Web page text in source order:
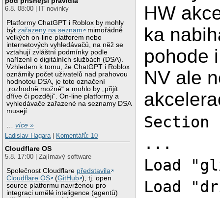
6.8. 08:00 | IT novinky
Platformy ChatGPT i Roblox by mohly
býtzařazeny na seznam
mimořádně
velkých on-line platforem nebo
internetových vyhledávačů, na něž se
vztahují zvláštní podmínky podle
nařízení o digitálních službách (DSA).
Vzhledem k tomu, že ChatGPT i Roblox
oznámily počet uživatelů nad prahovou
hodnotou DSA, je toto označení
„rozhodně možné“ a mohlo by „přijít
dříve či později“. On-line platformy a
vyhledávače zařazené na seznamy DSA
musejí
…více »
Ladislav Hagara| Komentářů: 10
Cloudflare OS
5.8. 17:00 | Zajímavý software
Společnost Cloudflare představila
Cloudflare OS
(GitHub ), tj. open
source platformu navrženou pro
integraci umělé inteligence (agentů)
HW
ka
pohode
NV ale
Section
...
Load
Load